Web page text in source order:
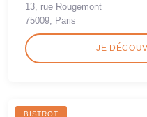
13, rue Rougemont
75009, Paris
JE
BISTROT